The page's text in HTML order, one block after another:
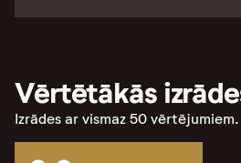
Vērtētākās
Izrādes ar vismaz 50 vērtējumiem.